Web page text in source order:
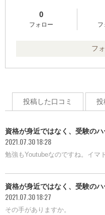
0
フォロー フ
フ
投稿した口コミ 投
資格が身近ではなく、受験の
2021.07.30 18:28
勉強もYoutubeなのですね。イマ
資格が身近ではなく、受験の
2021.07.30 18:27
その手がありますか。